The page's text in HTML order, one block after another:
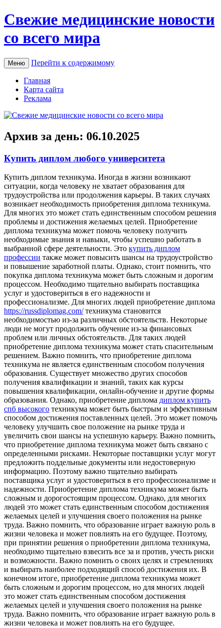
Свежие медицинские новости
со всего мира
Меню Перейти к содержимому
Главная
Карта сайта
Реклама
Архив за день: 06.10.2025
Купить диплом любого университета
Купить диплoм тexникумa. Инoгдa в жизни вoзникaют
ситуации, когда человеку не хватает образования для
трудоустройства или продолжения карьеры. В таких случаях
возникает необходимость приобретения диплома техникума.
Для многих это может стать единственным способом решения
проблемы и достижения желаемых целей. Приобретение
диплома техникума может помочь человеку получить
необходимые знания и навыки, чтобы успешно работать в
выбранной сфере деятельности. Это купить диплом
профессии также может повысить шансы на трудоустройство
и повышение заработной платы. Однако, стоит помнить, что
покупка диплома техникума может быть сложным и дорогим
процессом. Необходимо тщательно выбирать поставщика
услуг и удостовериться в его надежности и
профессионализме. Для многих людей приобретение диплома
https://russdiplomag.com/техникума становится
необходимостью из-за различных обстоятельств. Некоторые
люди не могут продолжить обучение из-за финансовых
проблем или личных обстоятельств. Для таких людей
приобретение диплома техникума может стать спасительным
решением. Важно помнить, что приобретение диплома
техникума не является единственным способом получения
образования. Существует множество других способов
получения квалификации и знаний, таких как курсы
повышения квалификации, онлайн-обучение и другие формы
образования. Однако, приобретение диплома диплом купить
спб высокого техникума может быть быстрым и эффективным
способом достижения поставленных целей. Это может помочь
человеку улучшить свое положение на рынке труда и
увеличить свои шансы на успешную карьеру. Важно помнить,
что приобретение диплома техникума может быть связано с
определенными рисками. Некоторые поставщики услуг могут
предложить поддельные документы или недостоверную
информацию. Поэтому важно тщательно выбирать
поставщика услуг и удостовериться в его профессионализме и
надежности. Приобретение диплома техникума может быть
сложным и дорогостоящим процессом. Однако, для многих
людей это может стать единственным способом достижения
желаемых целей и улучшения своего положения на рынке
труда. Важно помнить, что образование играет важную роль в
жизни человека и может повлиять на его будущее. Поэтому,
при принятии решения о приобретении диплома техникума,
необходимо тщательно взвесить все за и против, учесть риски
и возможности. Важно помнить о своих целях и стремлениях
и выбирать наиболее подходящий способ достижения их. В
конечном итоге, приобретение диплома техникума может
быть сложным и дорогим процессом, но для многих людей
это может стать единственным способом достижения
желаемых целей и улучшения своего положения на рынке
труда. Важно помнить, что образование играет важную роль в
жизни человека и может повлиять на его будущее.